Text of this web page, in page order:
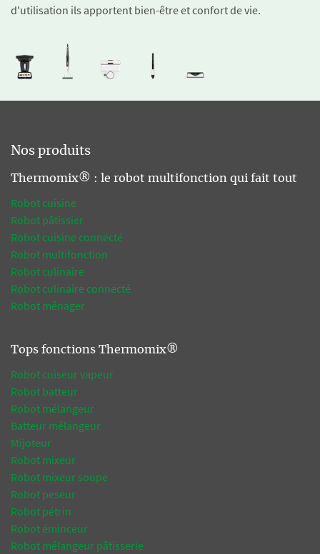
d'utilisation ils apportent bien-être et confort de vie.
Nos produits
Thermomix® : le robot multifonction qui fait tout
Robot cuisine
Robot pâtissier
Robot cuisine connecté
Robot multifonction
Robot culinaire
Robot culinaire connecté
Robot ménager
Tops fonctions Thermomix®
Robot cuiseur vapeur
Robot batteur
Robot mélangeur
Batteur mélangeur
Mijoteur
Robot mixeur
Robot mixeur soupe
Robot peseur
Robot pétrin
Robot éminceur
Robot mélangeur pâtisserie